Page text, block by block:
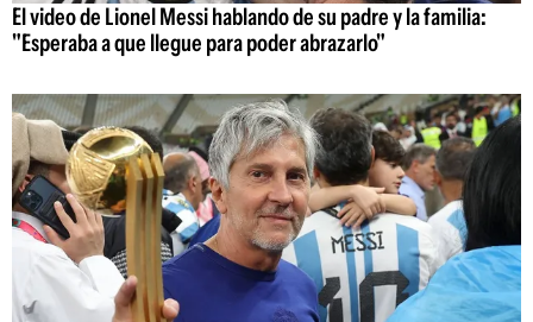
El video de Lionel Messi hablando de su padre y la familia:
"Esperaba a que llegue para poder abrazarlo"